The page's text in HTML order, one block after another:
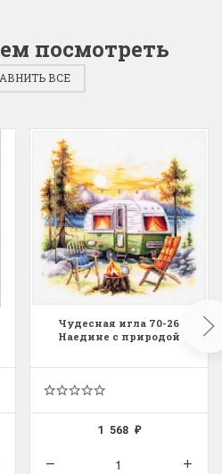
(Белый
Очень красивый
раритетный
комплектация
Ларина
1 апреля 2026
посмотреть
ВСЕ
Чудесная игла 70-26
Наедине с природой
1 568₽